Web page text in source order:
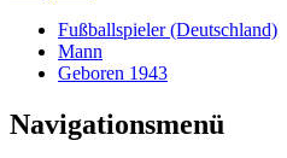
Fußballspieler (Deutschland)
Mann
Geboren 1943
Navigationsmenü